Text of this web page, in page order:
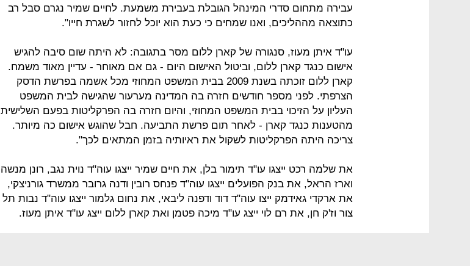
עבירה מתחום סדרי המינהל הגובלת בעבירת משמעת. לחיים שמיר נגרם סבל רב
כתוצאה מההליכים, ואנו שמחים כי כעת הוא יוכל לחזור לשגרת חייו".
עו"ד איתן מעוז, סנגורה של קארן ללום מסר בתגובה: לא היתה שום סיבה להגיש
אישום כנגד קארן ללום, וביטול האישום היום - גם אם מאוחר - עדיין מאוד משמח.
קארן ללום זוכתה בשנת 2009 בבית המשפט המחוזי מכל אשמה בפרשת הדסק
הצרפתי. לפני מספר חודשים חזרה בה המדינה מערעור שהגישה לבית המשפט
העליון על הזיכוי בבית המשפט המחוזי, והיום חזרה בה הפרקליטות בפעם השלישית
מהטענות כנגד קארן - לאחר תום פרשת התביעה. חבל שהוגש אישום כה מיותר.
צריכה היתה הפרקליטות לשקול את ראיותיה בזמן המתאים לכך".
את שלמה רכט ייצגו עו"ד תימור בלן, את חיים שמיר ייצגו עוה"ד נוית נגב, רונן מנשה
וארז הראל, את בנק הפועלים ייצגו עוה"ד פנחס רובין ודנה גרובר ממשרד גורניצקי,
את ארקדי גאידמק ייצו עוה"ד דוד ודפנה ליבאי, את נחום גלמור ייצגו עוה"ד נבות תל
צור וז'ק חן, את רם לוי ייצג עו"ד מיכה פטמן ואת קארן ללום ייצג עו"ד איתן מעוז.